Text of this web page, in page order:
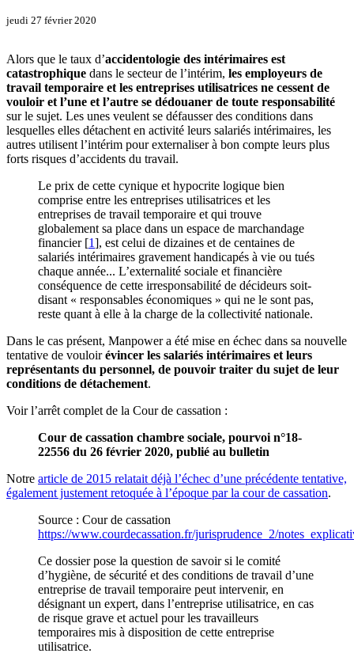
jeudi 27 février 2020
Alors que le taux d’accidentologie des intérimaires est
catastrophique dans le secteur de l’intérim, les employeurs de
travail temporaire et les entreprises utilisatrices ne cessent de
vouloir et l’une et l’autre se dédouaner de toute responsabilité
sur le sujet. Les unes veulent se défausser des conditions dans
lesquelles elles détachent en activité leurs salariés intérimaires, les
autres utilisent l’intérim pour externaliser à bon compte leurs plus
forts risques d’accidents du travail.
Le prix de cette cynique et hypocrite logique bien
comprise entre les entreprises utilisatrices et les
entreprises de travail temporaire et qui trouve
globalement sa place dans un espace de marchandage
financier[1], est celui de dizaines et de centaines de
salariés intérimaires gravement handicapés à vie ou tués
chaque année... L’externalité sociale et financière
conséquence de cette irresponsabilité de décideurs soit-
disant « responsables économiques » qui ne le sont pas,
reste quant à elle à la charge de la collectivité nationale.
Dans le cas présent, Manpower a été mise en échec dans sa nouvelle
tentative de vouloirévincer les salariés intérimaires et leurs
représentants du personnel, de pouvoir traiter du sujet de leur
conditions de détachement.
Voir l’arrêt complet de la Cour de cassation :
Cour de cassation chambre sociale, pourvoi n°18-
22556 du 26 février 2020, publié au bulletin
Notre article de 2015 relatait déjà l’échec d’une précédente tentative,
également justement retoquée à l’époque par la cour de cassation.
Source : Cour de cassation
https://www.courdecassation.fr/jurisprudence_2/
Ce dossier pose la question de savoir si le comité
d’hygiène, de sécurité et des conditions de travail d’une
entreprise de travail temporaire peut intervenir, en
désignant un expert, dans l’entreprise utilisatrice, en cas
de risque grave et actuel pour les travailleurs
temporaires mis à disposition de cette entreprise
utilisatrice.